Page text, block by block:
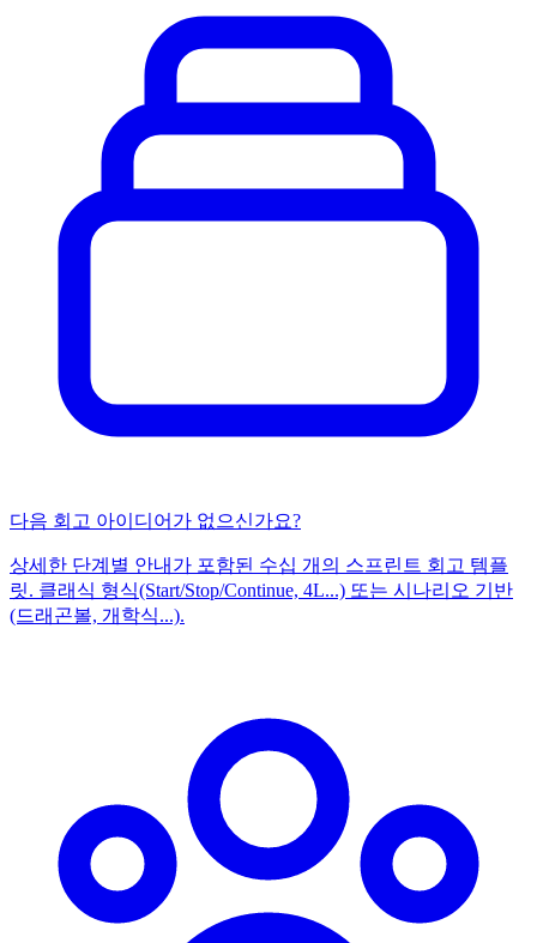
다음 회고 아이디어가 없으신가요?
상세한 단계별 안내가 포함된 수십 개의 스프린트 회고 템플
릿. 클래식 형식(Start/Stop/Continue, 4L...) 또는 시나리오 기반
(드래곤볼, 개학식...).